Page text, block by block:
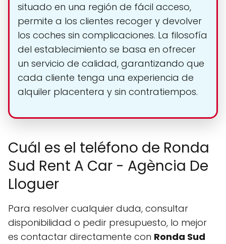
situado en una región de fácil acceso,
permite a los clientes recoger y devolver
los coches sin complicaciones. La filosofía
del establecimiento se basa en ofrecer
un servicio de calidad, garantizando que
cada cliente tenga una experiencia de
alquiler placentera y sin contratiempos.
Cuál es el teléfono de Ronda
Sud Rent A Car - Agència De
Lloguer
Para resolver cualquier duda, consultar
disponibilidad o pedir presupuesto, lo mejor
es contactar directamente con Ronda Sud